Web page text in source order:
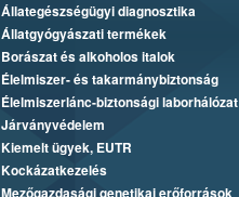
Állategészségügyi diagnosztika
Állatgyógyászati termékek
Borászat és alkoholos italok
Élelmiszer- és takarmánybiztonság
Élelmiszerlánc-biztonsági laborhálózat
Járványvédelem
Kiemelt ügyek, EUTR
Kockázatkezelés
Mezőgazdasági genetikai erőforrások